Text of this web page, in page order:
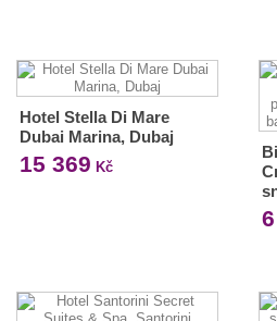
Hotel Stella Di Mare
Dubai Marina, Dubaj
15 369 Kč